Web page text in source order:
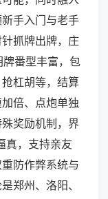
手入门与老手
抓牌出牌，庄
番型丰富，包
杠胡等，结算
倍、点炮单独
奖励机制，界
真，支持亲友
防作弊系统与
郑州、洛阳、